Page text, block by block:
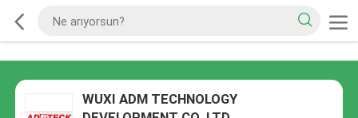
WUXI ADM TECHNOLOGY